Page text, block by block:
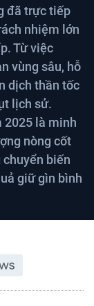
đã trực tiếp
nhiệm lớn
Từ việc
vùng sâu, hỗ
dịch thần tốc
lịch sử.
2025 là minh
nòng cốt
biến
giữ gìn bình